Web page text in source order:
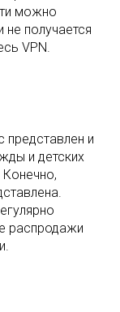
можно
получается
VPN.
представлен и
и детских
Конечно,
распродажи